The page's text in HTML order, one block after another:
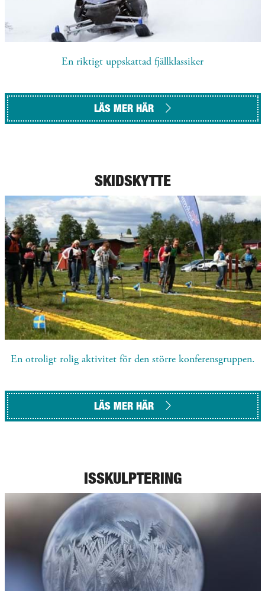
En riktigt uppskattad fjällklassiker
LÄS MER HÄR
SKIDSKYTTE
En otroligt rolig aktivitet för den större konferensgruppen.
LÄS MER HÄR
ISSKULPTERING